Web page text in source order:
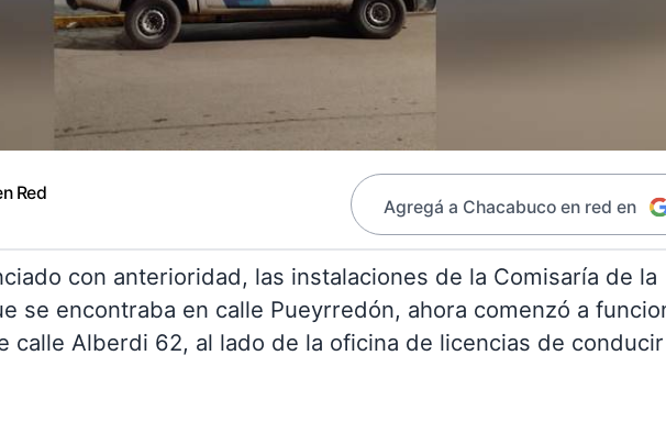
Red
Agregá a Chacabuco en red en
con anterioridad, las instalaciones de la Comisaría de la
se encontraba en calle Pueyrredón, ahora comenzó a
calle Alberdi 62, al lado de la oficina de licencias de